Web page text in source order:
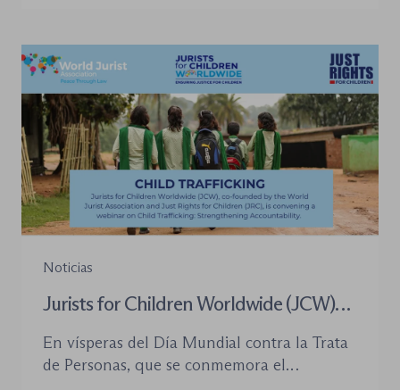
tramitación de los procedimientos como en
la organización de los órganos […]
Noticias
Jurists for Children Worldwide (JCW)
para combatir la trata de menores y
defender el Estado de Derecho
En vísperas del Día Mundial contra la Trata
de Personas, que se conmemora el